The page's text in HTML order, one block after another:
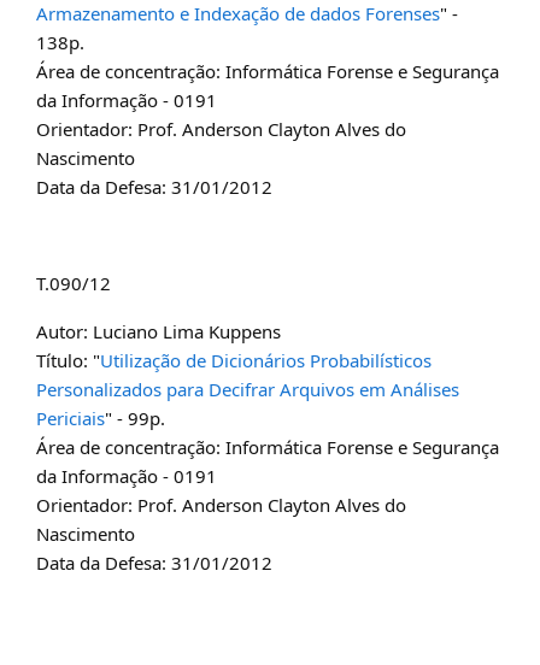
Armazenamento e Indexação de dados Forenses" -
138p.
Área de concentração: Informática Forense e Segurança
da Informação - 0191
Orientador: Prof. Anderson Clayton Alves do
Nascimento
Data da Defesa: 31/01/2012
T.090/12
Autor: Luciano Lima Kuppens
Título: "Utilização de Dicionários Probabilísticos
Personalizados para Decifrar Arquivos em Análises
Periciais" - 99p.
Área de concentração: Informática Forense e Segurança
da Informação - 0191
Orientador: Prof. Anderson Clayton Alves do
Nascimento
Data da Defesa: 31/01/2012